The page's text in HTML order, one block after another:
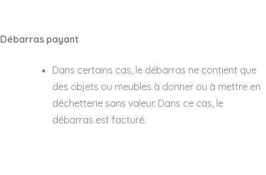
Débarras payant
Dans certains cas, le débarras ne contient que
des objets ou meubles à donner ou à mettre en
déchetterie sans valeur. Dans ce cas, le
débarras est facturé.